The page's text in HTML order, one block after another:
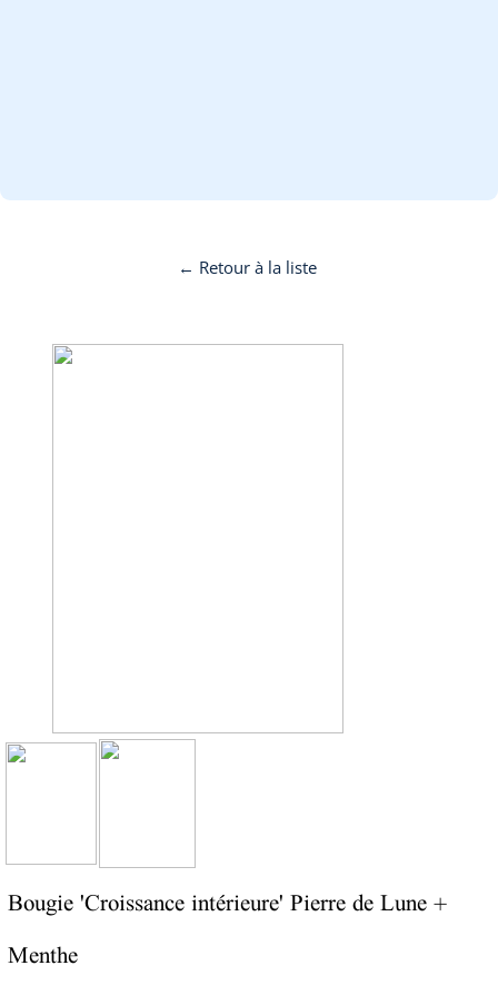
← Retour à la liste
Bougie 'Croissance intérieure' Pierre de Lune +
Menthe